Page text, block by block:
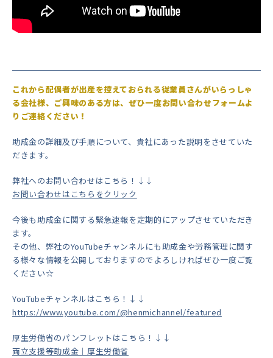
これから配偶者が出産を控えておられる従業員さんがいらっしゃ
る会社様、ご興味のある方は、ぜひ一度お問い合わせフォームよ
りご連絡ください！
助成金の詳細及び手順について、貴社にあった説明をさせていた
だきます。
弊社へのお問い合わせはこちら！↓↓
お問い合わせはこちらをクリック
今後も助成金に関する緊急速報を定期的にアップさせていただき
ます。
その他、弊社のYouTubeチャンネルにも助成金や労務管理に関す
る様々な情報を公開しておりますのでよろしければぜひ一度ご覧
ください☆
YouTubeチャンネルはこちら！↓↓
https://www.youtube.com/@henmichannel/featured
厚生労働省のパンフレットはこちら！↓↓
両立支援等助成金｜厚生労働省